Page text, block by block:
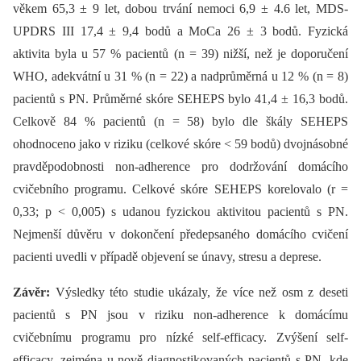
věkem 65,3 ± 9 let, dobou trvání nemoci 6,9 ± 4.6 let, MDS-
UPDRS III 17,4 ± 9,4 bodů a MoCa 26 ± 3 bodů. Fyzická
aktivita byla u 57 % pacientů (n = 39) nižší, než je doporučení
WHO, adekvátní u 31 % (n = 22) a nadprůměrná u 12 % (n = 8)
pacientů s PN. Průměrné skóre SEHEPS bylo 41,4 ± 16,3 bodů.
Celkově 84 % pacientů (n = 58) bylo dle škály SEHEPS
ohodnoceno jako v riziku (celkové skóre < 59 bodů) dvojnásobné
pravděpodobnosti non-adherence pro dodržování domácího
cvičebního programu. Celkové skóre SEHEPS korelovalo (r =
0,33; p < 0,005) s udanou fyzickou aktivitou pacientů s PN.
Nejmenší důvěru v dokončení předepsaného domácího cvičení
pacienti uvedli v případě objevení se únavy, stresu a deprese.
Závěr: Výsledky této studie ukázaly, že více než osm z deseti
pacientů s PN jsou v riziku non-adherence k domácímu
cvičebnímu programu pro nízké self-efficacy. Zvýšení self-